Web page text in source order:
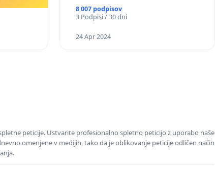
8 007 podpisov
3 Podpisi / 30 dni
24 Apr 2024
peticije. Ustvarite profesionalno spletno peticijo z uporabo naše
omenjene v medijih, tako da je oblikovanje peticije odličen način